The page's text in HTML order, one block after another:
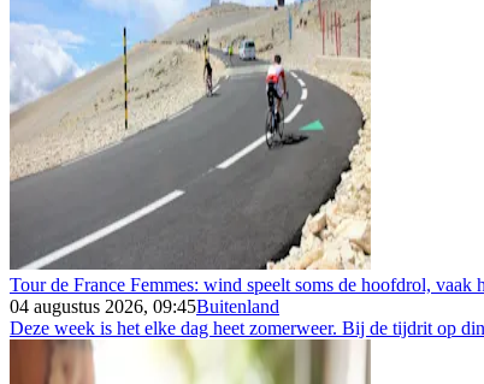
Tour de France Femmes: wind speelt soms de hoofdrol, vaak
04 augustus 2026, 09:45Buitenland
Deze week is het elke dag heet zomerweer. Bij de tijdrit op